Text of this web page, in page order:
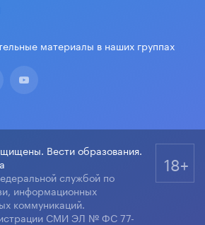
материалы в наших группах
Вести образования.
службой по
информационных
коммуникаций.
СМИ ЭЛ № ФС 77-
18+